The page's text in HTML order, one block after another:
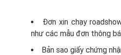
Đơn xin chạy
như các mẫu đơn thông
Bản sao giấy chứng